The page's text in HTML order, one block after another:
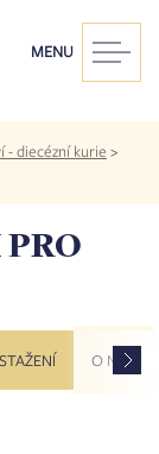
MENU
- diecézní kurie >
O NÁS